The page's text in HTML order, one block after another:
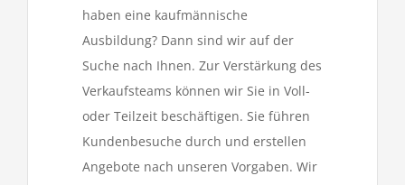
haben eine kaufmännische
Ausbildung? Dann sind wir auf der
Suche nach Ihnen. Zur Verstärkung des
Verkaufsteams können wir Sie in Voll-
oder Teilzeit beschäftigen. Sie führen
Kundenbesuche durch und erstellen
Angebote nach unseren Vorgaben. Wir